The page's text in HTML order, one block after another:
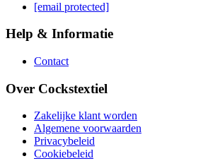
[email protected]
Help & Informatie
Contact
Over Cockstextiel
Zakelijke klant worden
Algemene voorwaarden
Privacybeleid
Cookiebeleid